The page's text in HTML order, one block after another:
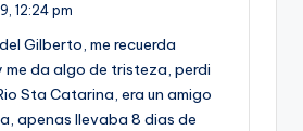
12:24 pm
Gilberto, me recuerda
me da algo de tristeza, perdi
Sta Catarina, era un amigo
apenas llevaba 8 dias de